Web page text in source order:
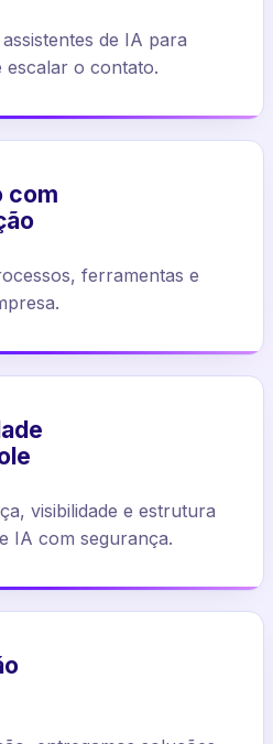
de IA para
escalar o contato.
com
ferramentas e
visibilidade e estrutura
IA com segurança.